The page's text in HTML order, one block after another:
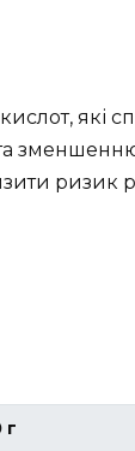
які
ризик
г